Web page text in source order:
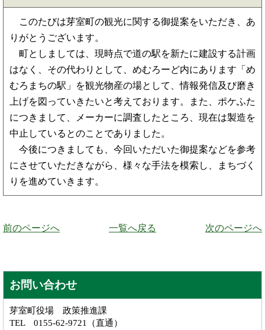
このたびは芽室町の観光に関する御提案をいただき、あ
りがとうございます。
町としましては、現時点で道の駅を新たに建設する計画
はなく、その代わりとして、めむろーど内にあります「め
むろまちの駅」を観光物産の場として、情報発信及び磨き
上げを図っていきたいと考えております。また、ポケふた
につきまして、メーカーに調査したところ、現在は製造を
中止しているとのことでありました。
今後につきましても、今回いただいた御提案などを参考
にさせていただきながら、様々な手法を模索し、まちづく
りを進めていきます。
前のページへ 一覧へ戻る 次のページへ
お問い合わせ
芽室町役場 政策推進課
TEL 0155-62-9721（直通）